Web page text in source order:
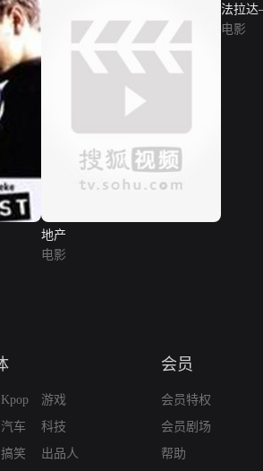
地产
电影
法拉
电影
Kpop
汽车
搞笑
游戏
科技
出品人
会员
会员特权
会员剧场
帮助